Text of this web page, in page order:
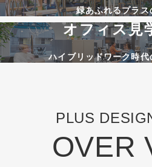
緑あふれるプラス
オフィス見
ハイブリッドワーク時
PLUS
OVER